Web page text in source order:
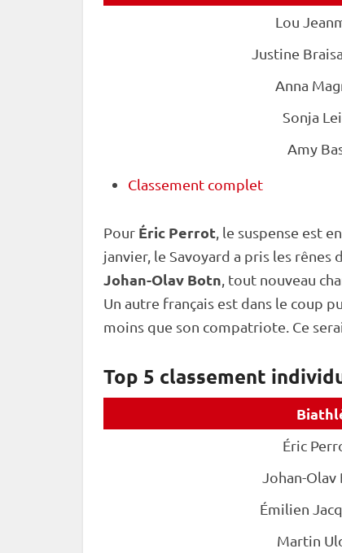
Lou
Justine
Anna
Sonja
Amy
Classement complet
Pour Éric Perrot , le suspense est
janvier, le Savoyard a pris les
Johan-Olav Botn , tout nouveau
Un autre français est dans le coup
moins que son compatriote. Ce
Top 5 classement
Éric
Johan-
Émilien
Martin